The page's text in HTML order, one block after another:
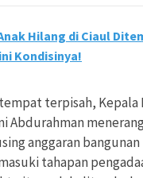
Hilang di Ciaul
Kondisinya!
terpisah, Kepala
Abdurahman
anggaran bangunan
tahapan